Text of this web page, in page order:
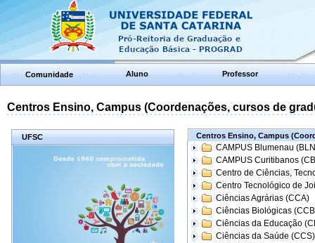
Comunidade Aluno Professor
Centros Ensino, Campus (Coordenações, cursos de
UFSC Centros Ensino, Campus
CAMPUS Blumenau
CAMPUS Curitibanos
Centro de Ciências,
Centro Tecnológico de
Ciências Agrárias (CCA)
Ciências Biológicas
Ciências da Educação
Ciências da Saúde (CCS)